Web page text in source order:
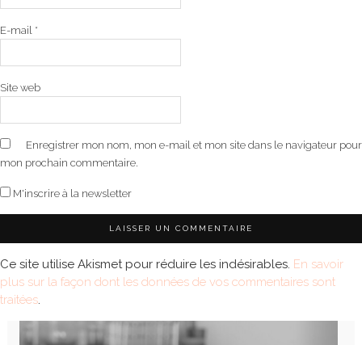
E-mail *
Site web
Enregistrer mon nom, mon e-mail et mon site dans le navigateur pour
mon prochain commentaire.
M'inscrire à la newsletter
Ce site utilise Akismet pour réduire les indésirables. En savoir
plus sur la façon dont les données de vos commentaires sont
traitées.